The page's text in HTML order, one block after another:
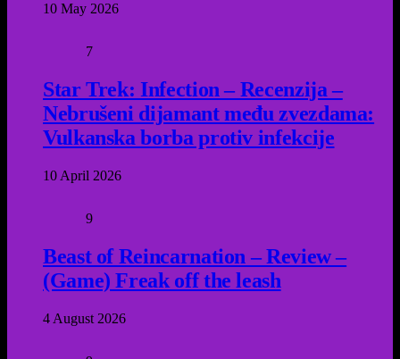
10 May 2026
7
Star Trek: Infection – Recenzija –
Nebrušeni dijamant među zvezdama:
Vulkanska borba protiv infekcije
10 April 2026
9
Beast of Reincarnation – Review –
(Game) Freak off the leash
4 August 2026